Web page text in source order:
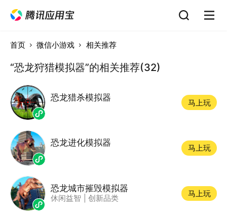
首页 微信小游戏 相关推荐
“恐龙狩猎模拟器”的相关推荐(32)
恐龙猎杀模拟器
马上玩
恐龙进化模拟器
马上玩
恐龙城市摧毁模拟器
休闲益智 创新品类
马上玩